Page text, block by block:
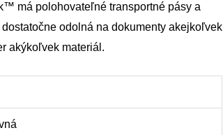
má polohovateľné transportné pásy a
odolná na dokumenty akejkoľvek
akýkoľvek materiál.